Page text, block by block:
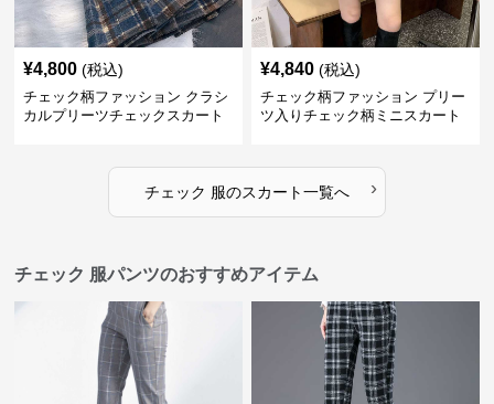
¥4,800 (税込)
チェック柄ファッション クラシ
カルプリーツチェックスカート
¥4,840 (税込)
チェック柄ファッション プリー
ツ入りチェック柄ミニスカート
チェック 服のスカート一覧へ ›
チェック 服パンツのおすすめアイテム